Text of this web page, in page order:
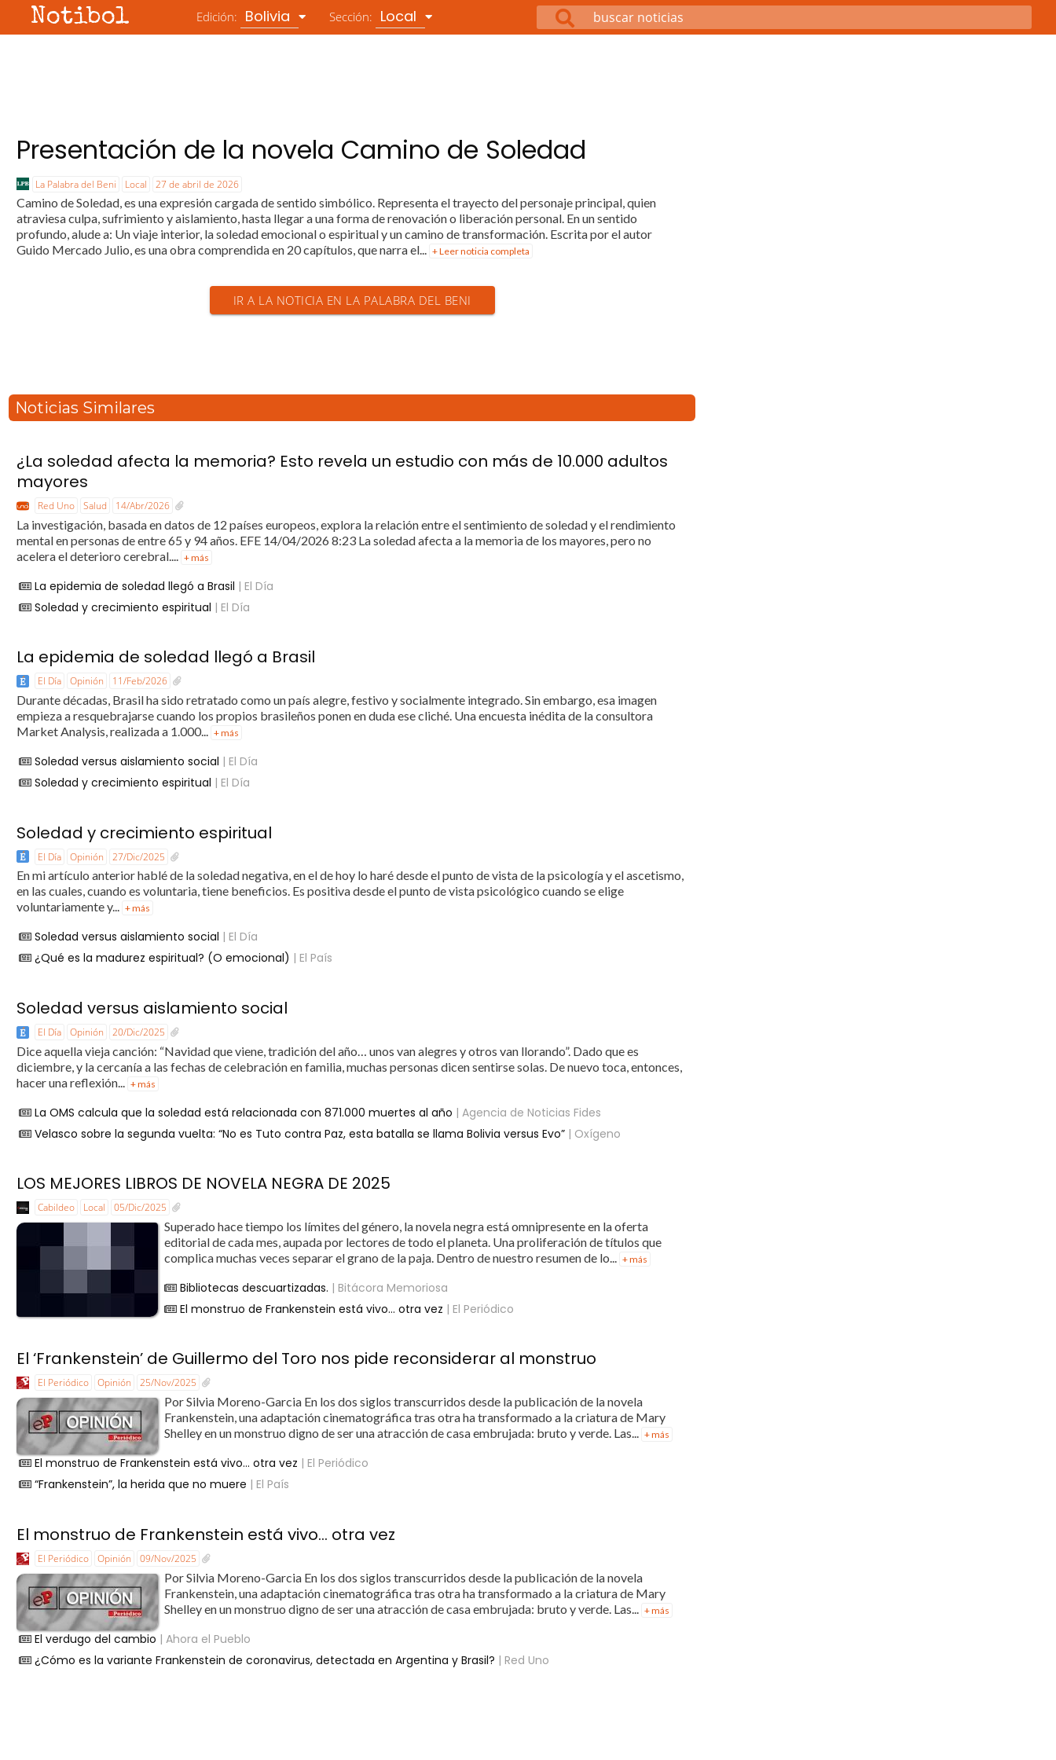
Notibol Edición: Bolivia Sección: Local
Presentación de la novela Camino de Soledad
La Palabra del Beni Local 27 de abril de 2026
Camino de Soledad, es una expresión cargada de sentido simbólico. Representa el trayecto del personaje principal, quien
atraviesa culpa, sufrimiento y aislamiento, hasta llegar a una forma de renovación o liberación personal. En un sentido
profundo, alude a: Un viaje interior, la soledad emocional o espiritual y un camino de transformación. Escrita por el autor
Guido Mercado Julio, es una obra comprendida en 20 capítulos, que narra el... + Leer noticia completa
IR A LA NOTICIA EN LA PALABRA DEL BENI
Noticias Similares
¿La soledad afecta la memoria? Esto revela un estudio con más de 10.000 adultos
mayores
Red Uno Salud 14/Abr/2026
La investigación, basada en datos de 12 países europeos, explora la relación entre el sentimiento de soledad y el rendimiento
mental en personas de entre 65 y 94 años. EFE 14/04/2026 8:23 La soledad afecta a la memoria de los mayores, pero no
acelera el deterioro cerebral....
+ más
La epidemia de soledad llegó a Brasil | El Día
Soledad y crecimiento espiritual | El Día
La epidemia de soledad llegó a Brasil
El Día Opinión 11/Feb/2026
Durante décadas, Brasil ha sido retratado como un país alegre, festivo y socialmente integrado. Sin embargo, esa imagen
empieza a resquebrajarse cuando los propios brasileños ponen en duda ese cliché. Una encuesta inédita de la consultora
Market Analysis, realizada a 1.000... + más
Soledad versus aislamiento social | El Día
Soledad y crecimiento espiritual | El Día
Soledad y crecimiento espiritual
El Día Opinión 27/Dic/2025
En mi artículo anterior hablé de la soledad negativa, en el de hoy lo haré desde el punto de vista de la psicología y el ascetismo,
en las cuales, cuando es voluntaria, tiene beneficios. Es positiva desde el punto de vista psicológico cuando se elige
voluntariamente y... + más
Soledad versus aislamiento social | El Día
¿Qué es la madurez espiritual? (O emocional) | El País
Soledad versus aislamiento social
El Día Opinión 20/Dic/2025
Dice aquella vieja canción: “Navidad que viene, tradición del año… unos van alegres y otros van llorando”. Dado que es
diciembre, y la cercanía a las fechas de celebración en familia, muchas personas dicen sentirse solas. De nuevo toca, entonces,
hacer una reflexión...
+ más
La OMS calcula que la soledad está relacionada con 871.000 muertes al año | Agencia de Noticias Fides
Velasco sobre la segunda vuelta: “No es Tuto contra Paz, esta batalla se llama Bolivia versus Evo” | Oxígeno
LOS MEJORES LIBROS DE NOVELA NEGRA DE 2025
Cabildeo Local 05/Dic/2025
Superado hace tiempo los límites del género, la novela negra está omnipresente en la oferta
editorial de cada mes, aupada por lectores de todo el planeta. Una proliferación de títulos que
complica muchas veces separar el grano de la paja. Dentro de nuestro resumen de lo... + más
Bibliotecas descuartizadas. | Bitácora Memoriosa
El monstruo de Frankenstein está vivo… otra vez | El Periódico
El ‘Frankenstein’ de Guillermo del Toro nos pide reconsiderar al monstruo
El Periódico Opinión 25/Nov/2025
Por Silvia Moreno-Garcia En los dos siglos transcurridos desde la publicación de la novela
Frankenstein, una adaptación cinematográfica tras otra ha transformado a la criatura de Mary
Shelley en un monstruo digno de ser una atracción de casa embrujada: bruto y verde. Las... + más
El monstruo de Frankenstein está vivo… otra vez | El Periódico
“Frankenstein”, la herida que no muere | El País
El monstruo de Frankenstein está vivo… otra vez
El Periódico Opinión 09/Nov/2025
Por Silvia Moreno-Garcia En los dos siglos transcurridos desde la publicación de la novela
Frankenstein, una adaptación cinematográfica tras otra ha transformado a la criatura de Mary
Shelley en un monstruo digno de ser una atracción de casa embrujada: bruto y verde. Las...
+ más
El verdugo del cambio | Ahora el Pueblo
¿Cómo es la variante Frankenstein de coronavirus, detectada en Argentina y Brasil? | Red Uno